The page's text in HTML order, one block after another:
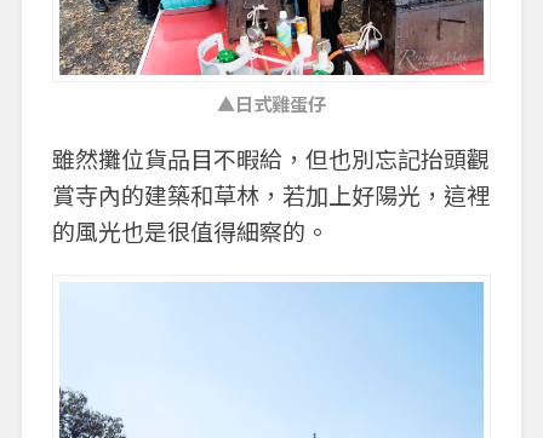
▲日式雞蛋仔
雖然攤位貨品目不暇給，但也別忘記抬頭觀
賞寺內的建築和草林，若加上好陽光，這裡
的風光也是很值得細察的。